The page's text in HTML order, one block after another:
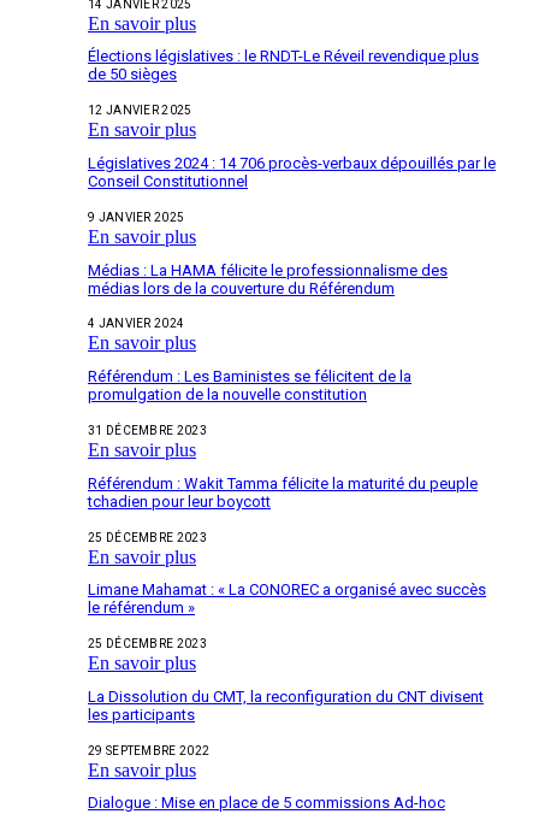
14 JANVIER 2025
En savoir plus
Élections législatives : le RNDT-Le Réveil revendique plus
de 50 sièges
12 JANVIER 2025
En savoir plus
Législatives 2024 : 14 706 procès-verbaux dépouillés par le
Conseil Constitutionnel
9 JANVIER 2025
En savoir plus
Médias : La HAMA félicite le professionnalisme des
médias lors de la couverture du Référendum
4 JANVIER 2024
En savoir plus
Référendum : Les Baministes se félicitent de la
promulgation de la nouvelle constitution
31 DÉCEMBRE 2023
En savoir plus
Référendum : Wakit Tamma félicite la maturité du peuple
tchadien pour leur boycott
25 DÉCEMBRE 2023
En savoir plus
Limane Mahamat : « La CONOREC a organisé avec succès
le référendum »
25 DÉCEMBRE 2023
En savoir plus
La Dissolution du CMT, la reconfiguration du CNT divisent
les participants
29 SEPTEMBRE 2022
En savoir plus
Dialogue : Mise en place de 5 commissions Ad-hoc